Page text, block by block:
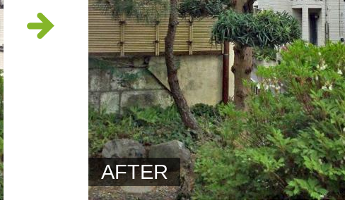
AFTER